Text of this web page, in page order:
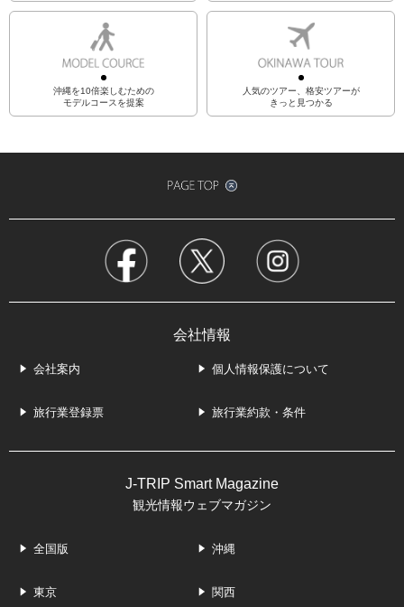
沖縄を10倍楽しむための
モデルコースを提案
人気のツアー、格安ツアーが
きっと見つかる
会社情報
会社案内 個人情報保護について
旅行業登録票 旅行業約款・条件
J-TRIP Smart Magazine
観光情報ウェブマガジン
全国版 沖縄
東京 関西